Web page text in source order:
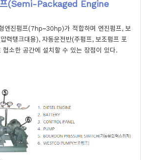
(Semi-Packaged Engine
엔진펌프(7hp~30hp)가 적합하며 엔진펌프, 보
력탱크대용), 자동운전반(주펌프, 보조펌프 포
협소한 공간에 설치할 수 있는 장점이 있다.